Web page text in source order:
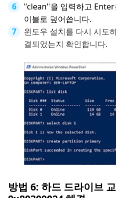
"clean"을 입력하고
이블로 덮어씁니다.
윈도우 설치를 다시 시도
결되었는지 확인합니다.
방법 6: 하드 드라이브